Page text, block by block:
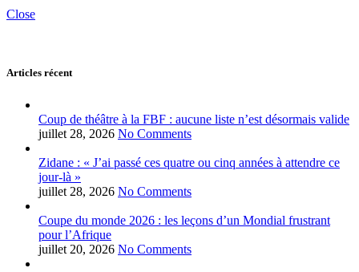
Close
Articles récent
Coup de théâtre à la FBF : aucune liste n’est désormais valide
juillet 28, 2026 No Comments
Zidane : « J’ai passé ces quatre ou cinq années à attendre ce
jour-là »
juillet 28, 2026 No Comments
Coupe du monde 2026 : les leçons d’un Mondial frustrant
pour l’Afrique
juillet 20, 2026 No Comments